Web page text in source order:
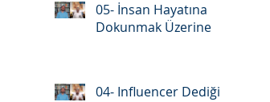
05- İnsan Hayatına
Dokunmak Üzerine
04- Influencer Dediğin